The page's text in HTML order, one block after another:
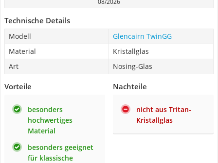
08/2026
Technische Details
Modell
Glencairn TwinGG
Material
Kristallglas
Art
Nosing-Glas
Vorteile
besonders
hochwertiges
Material
besonders geeignet
für klassische
Nachteile
nicht aus Tritan-
Kristallglas